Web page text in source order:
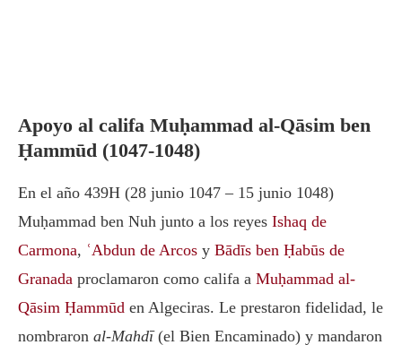
Apoyo al califa Muḥammad al-Qāsim ben
Ḥammūd (1047-1048)
En el año 439H (28 junio 1047 – 15 junio 1048)
Muḥammad ben Nuh junto a los reyes Ishaq de
Carmona, ʿAbdun de Arcos y Bādīs ben Ḥabūs de
Granada proclamaron como califa a Muḥammad al-
Qāsim Ḥammūd en Algeciras. Le prestaron fidelidad, le
nombraron al-Mahdī(el Bien Encaminado) y mandaron